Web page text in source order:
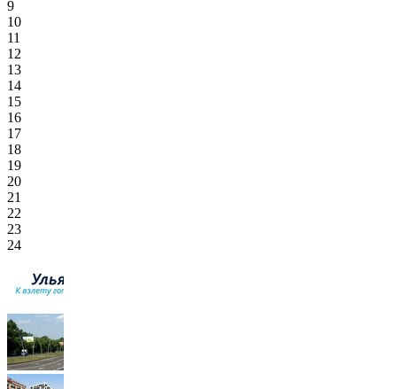
9
10
11
12
13
14
15
16
17
18
19
20
21
22
23
24